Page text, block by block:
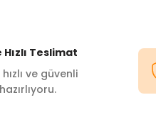
Yorum Yaz
Teslimat
ve güvenli